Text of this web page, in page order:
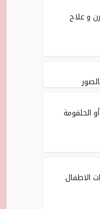
و علاج
الحلقومة
الاطفال